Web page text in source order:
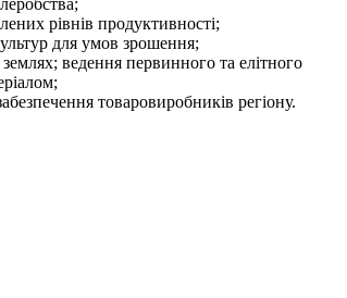
рівнів продуктивності;
для умов зрошення;
ведення первинного та елітного
товаровиробників регіону.